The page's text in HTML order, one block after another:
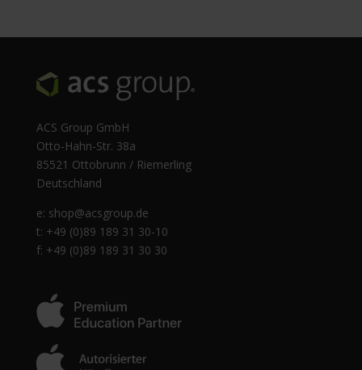
ACS Group GmbH
Otto-Hahn-Str. 38a
85521 Ottobrunn / Riemerling
Deutschland
e: shop@acsgroup.de
t: +49 (0)89 189 31 30-10
f: +49 (0)89 189 31 30 30